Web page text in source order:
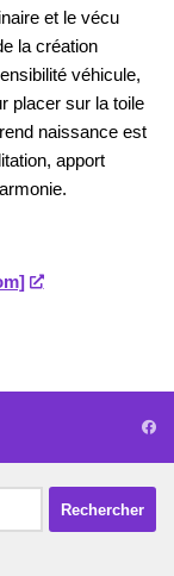
et le vécu
la création
véhicule,
placer sur la toile
naissance est
apport